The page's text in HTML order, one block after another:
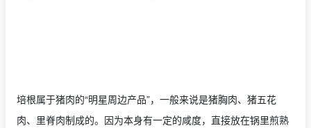
培根属于猪肉的“明星周边产品”，一般来说是猪胸肉、猪五花
肉、里脊肉制成的。因为本身有一定的咸度，直接放在锅里煎熟